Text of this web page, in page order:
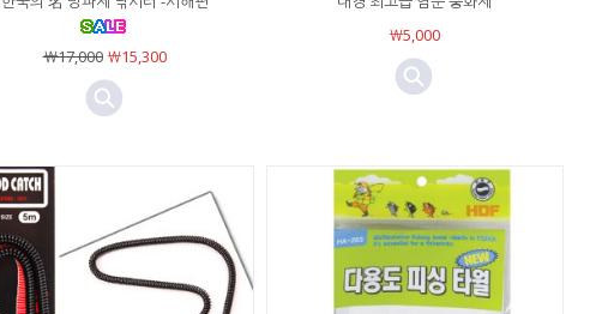
￦17,000￦15,300
￦5,000